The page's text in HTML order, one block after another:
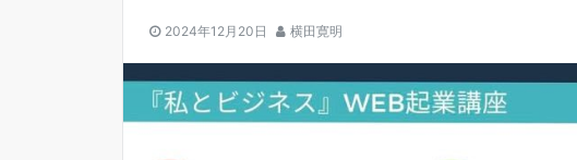
2024年12月20日 横田寛明